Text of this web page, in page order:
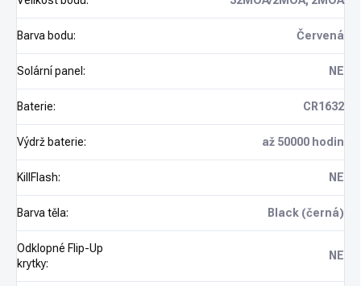
Barva bodu: Červená
Solární panel : NE
Baterie: CR1632
Výdrž baterie: až 50000 hodin
KillFlash: NE
Barva těla: Black (černá)
Odklopné Flip-Up
krytky:
NE